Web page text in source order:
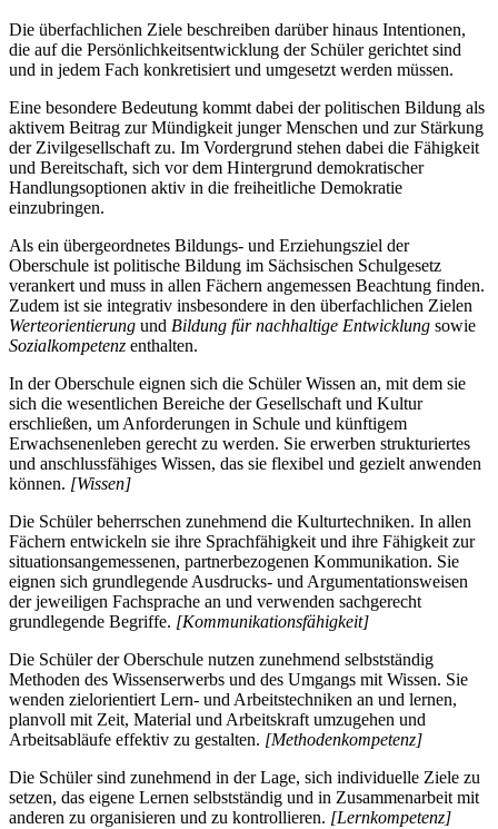
Die überfachlichen Ziele beschreiben darüber hinaus Intentionen,
die auf die Persönlichkeitsentwicklung der Schüler gerichtet sind
und in jedem Fach konkretisiert und umgesetzt werden müssen.
Eine besondere Bedeutung kommt dabei der politischen Bildung als
aktivem Beitrag zur Mündigkeit junger Menschen und zur Stärkung
der Zivilgesellschaft zu. Im Vordergrund stehen dabei die Fähigkeit
und Bereitschaft, sich vor dem Hintergrund demokratischer
Handlungsoptionen aktiv in die freiheitliche Demokratie
einzubringen.
Als ein übergeordnetes Bildungs- und Erziehungsziel der
Oberschule ist politische Bildung im Sächsischen Schulgesetz
verankert und muss in allen Fächern angemessen Beachtung finden.
Zudem ist sie integrativ insbesondere in den überfachlichen Zielen
Werteorientierung und Bildung für nachhaltige Entwicklung sowie
Sozialkompetenz enthalten.
In der Oberschule eignen sich die Schüler Wissen an, mit dem sie
sich die wesentlichen Bereiche der Gesellschaft und Kultur
erschließen, um Anforderungen in Schule und künftigem
Erwachsenenleben gerecht zu werden. Sie erwerben strukturiertes
und anschlussfähiges Wissen, das sie flexibel und gezielt anwenden
können. [Wissen]
Die Schüler beherrschen zunehmend die Kulturtechniken. In allen
Fächern entwickeln sie ihre Sprachfähigkeit und ihre Fähigkeit zur
situationsangemessenen, partnerbezogenen Kommunikation. Sie
eignen sich grundlegende Ausdrucks- und Argumentationsweisen
der jeweiligen Fachsprache an und verwenden sachgerecht
grundlegende Begriffe. [Kommunikationsfähigkeit]
Die Schüler der Oberschule nutzen zunehmend selbstständig
Methoden des Wissenserwerbs und des Umgangs mit Wissen. Sie
wenden zielorientiert Lern- und Arbeitstechniken an und lernen,
planvoll mit Zeit, Material und Arbeitskraft umzugehen und
Arbeitsabläufe effektiv zu gestalten. [Methodenkompetenz]
Die Schüler sind zunehmend in der Lage, sich individuelle Ziele zu
setzen, das eigene Lernen selbstständig und in Zusammenarbeit mit
anderen zu organisieren und zu kontrollieren. [Lernkompetenz]